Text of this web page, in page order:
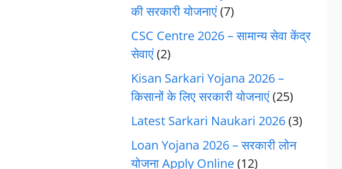
की सरकारी योजनाएं(7)
CSC Centre 2026 – सामान्य सेवा केंद्र
सेवाएं(2)
Kisan Sarkari Yojana 2026 –
किसानों के लिए सरकारी योजनाएं(25)
Latest Sarkari Naukari 2026(3)
Loan Yojana 2026 – सरकारी लोन
योजना Apply Online(12)